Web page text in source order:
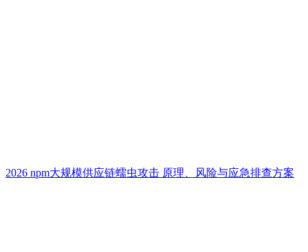
2026 npm大规模供应链蠕虫攻击 原理、风险与应急排查方案